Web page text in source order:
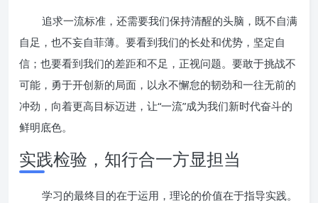
追求一流标准，还需要我们保持清醒的头脑，既不自满
自足，也不妄自菲薄。要看到我们的长处和优势，坚定自
信；也要看到我们的差距和不足，正视问题。要敢于挑战不
可能，勇于开创新的局面，以永不懈怠的韧劲和一往无前的
冲劲，向着更高目标迈进，让“一流”成为我们新时代奋斗的
鲜明底色。
实践检验，知行合一方显担当
学习的最终目的在于运用，理论的价值在于指导实践。